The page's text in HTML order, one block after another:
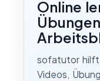
Online
sofatutor hilft
Videos,